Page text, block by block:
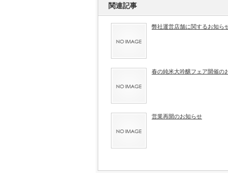
関連記事
弊社運営店舗に関するお知ら
春の純米大吟醸フェア開催の
営業再開のお知らせ